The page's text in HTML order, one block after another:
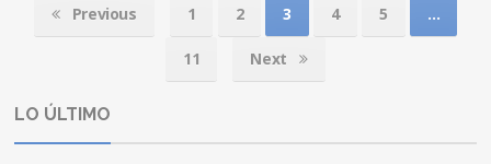
Previous 1 2 3 4 5 …
11 Next
LO ÚLTIMO